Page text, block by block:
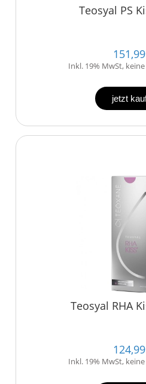
Teosyal PS
Inkl. 19% MwSt,
jetzt
Teosyal RHA
Inkl. 19% MwSt,